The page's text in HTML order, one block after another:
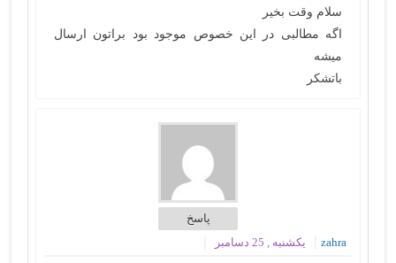
سلام وقت بخیر
اگه مطالبی در این خصوص موجود بود براتون ارسال
میشه
باتشکر
پاسخ
zahra
یکشنبه , 25 دسامبر